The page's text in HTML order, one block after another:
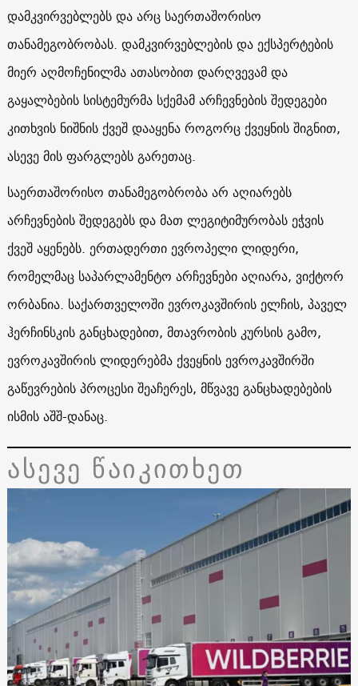
დამკვირვებლებს და არც საერთაშორისო
თანამეგობრობას. დამკვირვებლების და ექსპერტების
მიერ აღმოჩენილმა ათასობით დარღვევამ და
გაყალბების სისტემურმა სქემამ არჩევნების შედეგები
კითხვის ნიშნის ქვეშ დააყენა როგორც ქვეყნის შიგნით,
ასევე მის ფარგლებს გარეთაც.
საერთაშორისო თანამეგობრობა არ აღიარებს
არჩევნების შედეგებს და მათ ლეგიტიმურობას ეჭვის
ქვეშ აყენებს. ერთადერთი ევროპელი ლიდერი,
რომელმაც საპარლამენტო არჩევნები აღიარა, ვიქტორ
ორბანია. საქართველოში ევროკავშირის ელჩის, პაველ
ჰერჩინსკის განცხადებით, მთავრობის კურსის გამო,
ევროკავშირის ლიდერებმა ქვეყნის ევროკავშირში
გაწევრების პროცესი შეაჩერეს, მწვავე განცხადებების
ისმის აშშ-დანაც.
ასევე წაიკითხეთ